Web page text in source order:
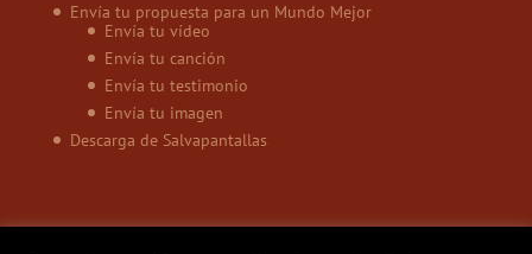
Envía tu propuesta para un Mundo Mejor
Envía tu vídeo
Envía tu canción
Envía tu testimonio
Envía tu imagen
Descarga de Salvapantallas